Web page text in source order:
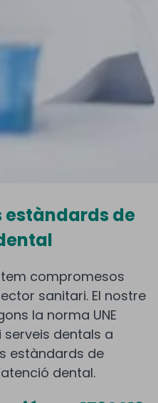
estàndards de
compromesos
sanitari. El nostre
la norma UNE
serveis dentals a
estàndards de
dental.